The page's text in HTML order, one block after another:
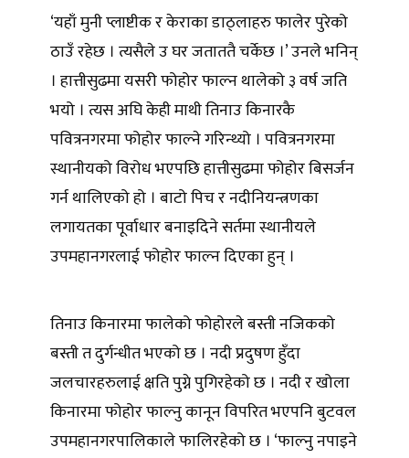
‘यहाँ मुनी प्लाष्टीक र केराका डाठ्लाहरु फालेर पुरेको
ठाउँ रहेछ । त्यसैले उ घर जताततै चर्केछ ।’ उनले भनिन्
। हात्तीसुढमा यसरी फोहोर फाल्न थालेको ३ वर्ष जति
भयो । त्यस अघि केही माथी तिनाउ किनारकै
पवित्रनगरमा फोहोर फाल्ने गरिन्थ्यो । पवित्रनगरमा
स्थानीयको विरोध भएपछि हात्तीसुढमा फोहोर बिसर्जन
गर्न थालिएको हो । बाटो पिच र नदीनियन्त्रणका
लगायतका पूर्वाधार बनाइदिने सर्तमा स्थानीयले
उपमहानगरलाई फोहोर फाल्न दिएका हुन् ।
तिनाउ किनारमा फालेको फोहोरले बस्ती नजिकको
बस्ती त दुर्गन्धीत भएको छ । नदी प्रदुषण हुँदा
जलचारहरुलाई क्षति पुग्ने पुगिरहेको छ । नदी र खोला
किनारमा फोहोर फाल्नु कानून विपरित भएपनि बुटवल
उपमहानगरपालिकाले फालिरहेको छ । ‘फाल्नु नपाइने